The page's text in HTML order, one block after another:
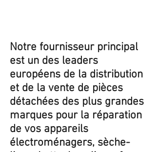
Notre fournisseur principal
est un des leaders
européens de la distribution
et de la vente de pièces
détachées des plus grandes
marques pour la réparation
de vos appareils
électroménagers, sèche-